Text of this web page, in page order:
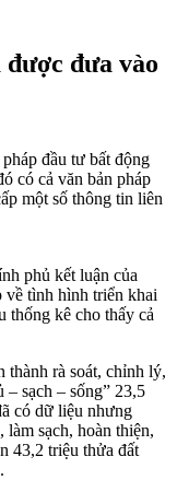
đưa vào
đầu tư bất động
có cả văn bản pháp
một số thông tin liên
phủ kết luận của
tình hình triển khai
thống kê cho thấy cả
thành rà soát, chỉnh lý,
sạch – sống” 23,5
có dữ liệu nhưng
làm sạch, hoàn thiện,
43,2 triệu thửa đất